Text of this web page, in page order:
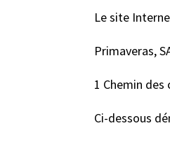
Le site
Primaveras,
1 Chemin des
Ci-dessous